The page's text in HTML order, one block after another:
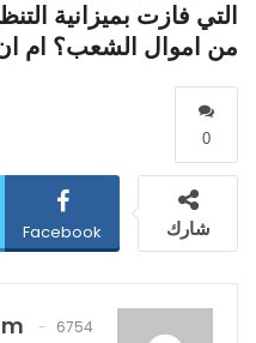
التي فازت بميزانية
من اموال الشعب؟ ام
0
شارك Facebook
6754 المشاركات